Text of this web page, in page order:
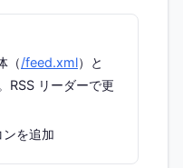
（/feed.xml）と
RSS リーダーで更
を追加